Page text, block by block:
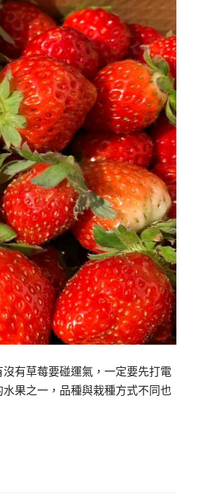
有草莓要碰運氣，一定要先打電
果之一，品種與栽種方式不同也